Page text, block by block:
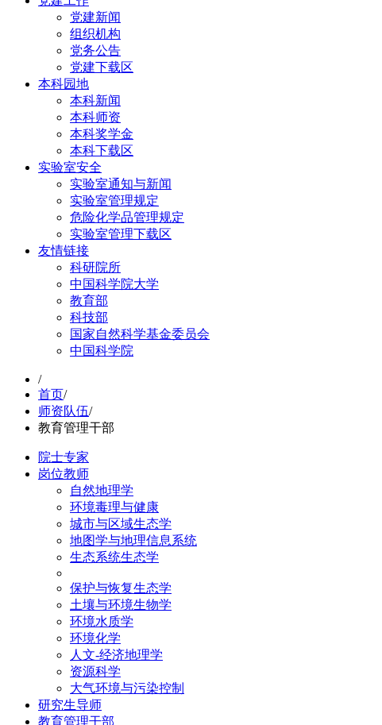
党建新闻
组织机构
党务公告
党建下载区
本科园地
本科新闻
本科师资
本科奖学金
本科下载区
实验室安全
实验室通知与新闻
实验室管理规定
危险化学品管理规定
实验室管理下载区
友情链接
科研院所
中国科学院大学
教育部
科技部
国家自然科学基金委员会
中国科学院
/
首页/
师资队伍/
教育管理干部
院士专家
岗位教师
自然地理学
环境毒理与健康
城市与区域生态学
地图学与地理信息系统
生态系统生态学
保护与恢复生态学
土壤与环境生物学
环境水质学
环境化学
人文-经济地理学
资源科学
大气环境与污染控制
研究生导师
教育管理干部